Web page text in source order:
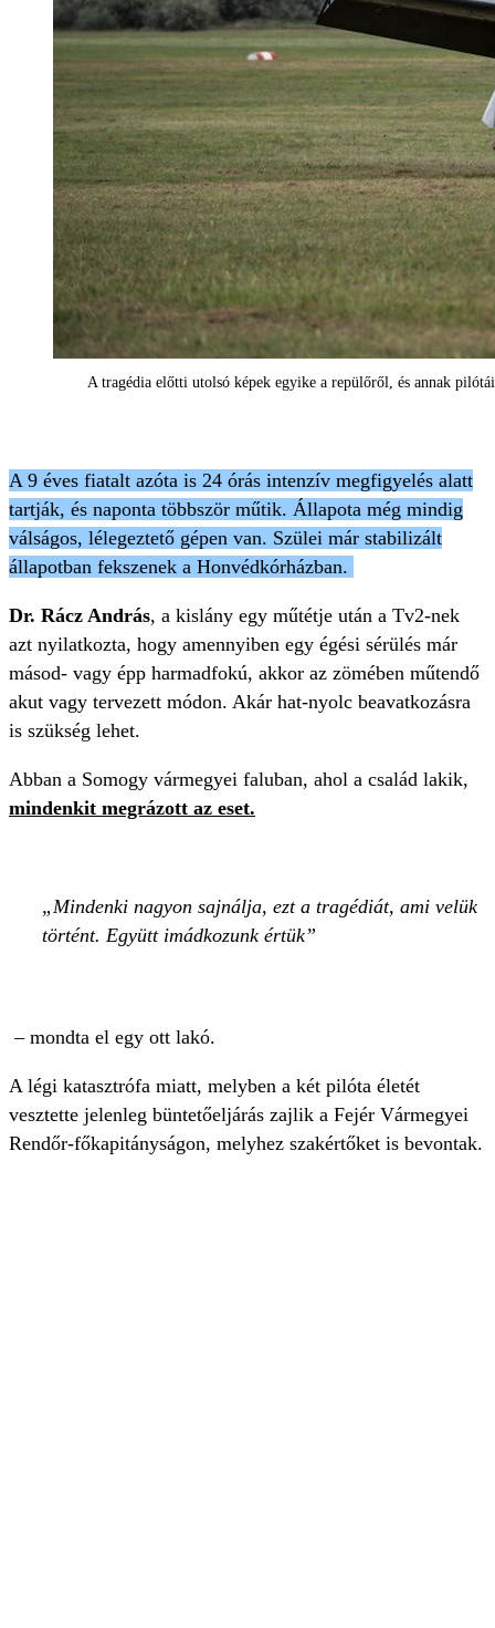
A tragédia előtti utolsó képek egyike a repülőről, és annak
A 9 éves fiatalt azóta is 24 órás intenzív megfigyelés alatt
tartják, és naponta többször műtik. Állapota még mindig
válságos, lélegeztető gépen van. Szülei már stabilizált
állapotban fekszenek a Honvédkórházban.
Dr. Rácz András, a kislány egy műtétje után a Tv2-nek
azt nyilatkozta, hogy amennyiben egy égési sérülés már
másod- vagy épp harmadfokú, akkor az zömében műtendő
akut vagy tervezett módon. Akár hat-nyolc beavatkozásra
is szükség lehet.
Abban a Somogy vármegyei faluban, ahol a család lakik,
mindenkit megrázott az eset.
Mindenki nagyon sajnálja, ezt a tragédiát, ami velük
történt. Együtt imádkozunk értük
– mondta el egy ott lakó.
A légi katasztrófa miatt, melyben a két pilóta életét
vesztette jelenleg büntetőeljárás zajlik a Fejér Vármegyei
Rendőr-főkapitányságon, melyhez szakértőket is bevontak.